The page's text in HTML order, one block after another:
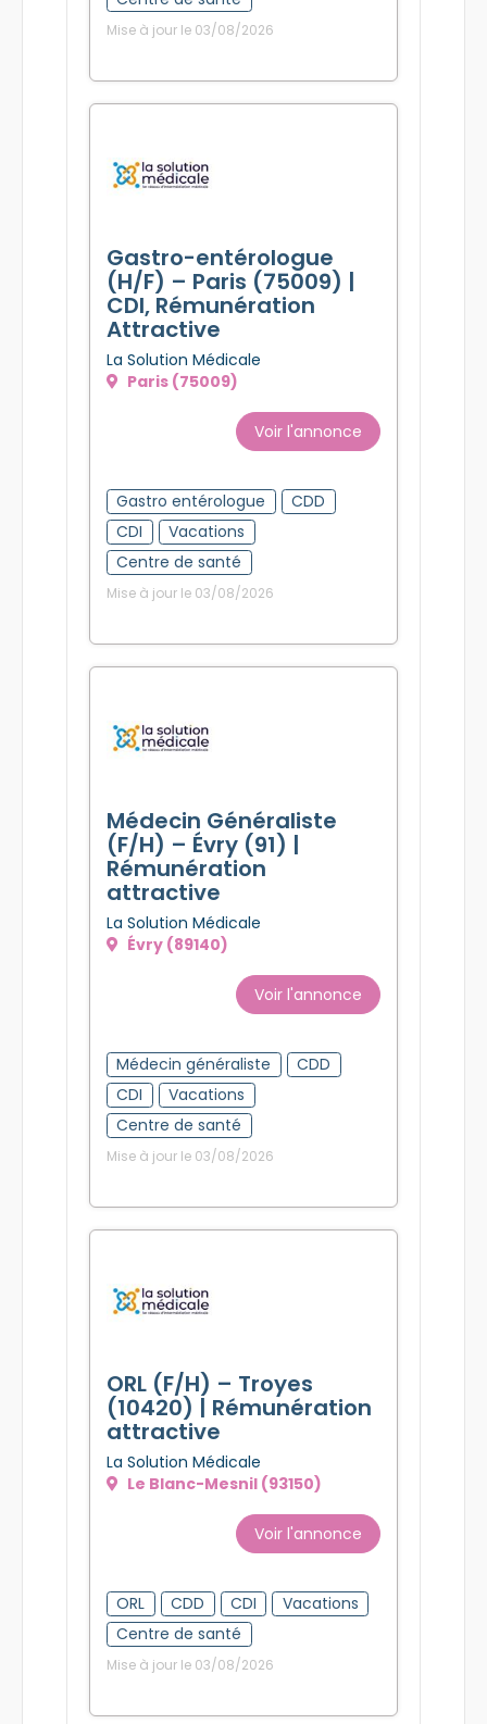
Mise à jour le 03/08/2026
Gastro-entérologue
(H/F) – Paris (75009) |
CDI, Rémunération
Attractive
La Solution Médicale
Paris (75009)
Voir l'annonce
Gastro entérologue
CDD
CDI
Vacations
Centre de santé
Mise à jour le 03/08/2026
Médecin Généraliste
(F/H) – Évry (91) |
Rémunération
attractive
La Solution Médicale
Évry (89140)
Voir l'annonce
Médecin généraliste
CDD
CDI
Vacations
Centre de santé
Mise à jour le 03/08/2026
ORL (F/H) – Troyes
(10420) | Rémunération
attractive
La Solution Médicale
Le Blanc-Mesnil (93150)
Voir l'annonce
ORL CDD CDI
Vacations
Centre de santé
Mise à jour le 03/08/2026